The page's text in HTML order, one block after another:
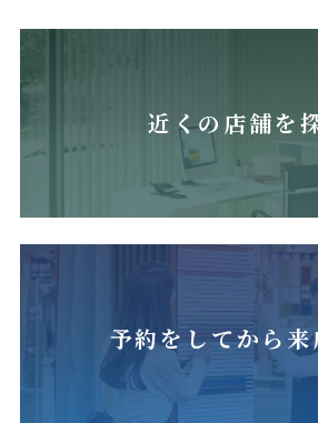
近くの店舗を
予約をしてから来